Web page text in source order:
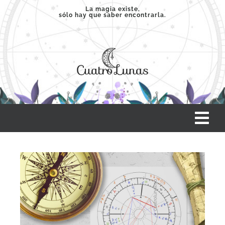
Saltar
contenido
La magia existe,
sólo hay que saber encontrarla.
SERVICIOS
CLASES